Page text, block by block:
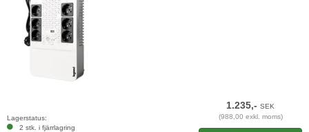
Lagerstatus:
2 stk. i fjärrlagring
1.235,-SEK
(988,00 exkl. moms)